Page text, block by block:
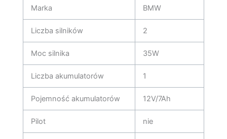
Marka BMW
Liczba silników 2
Moc silnika 35W
Liczba akumulatorów 1
Pojemność akumulatorów 12V/7Ah
Pilot nie